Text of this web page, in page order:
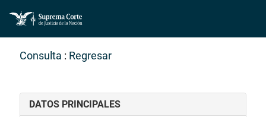
Consulta : Regresar
DATOS PRINCIPALES